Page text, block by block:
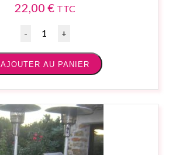
22,00 € TTC
Quantité
AJOUTER AU PANIER